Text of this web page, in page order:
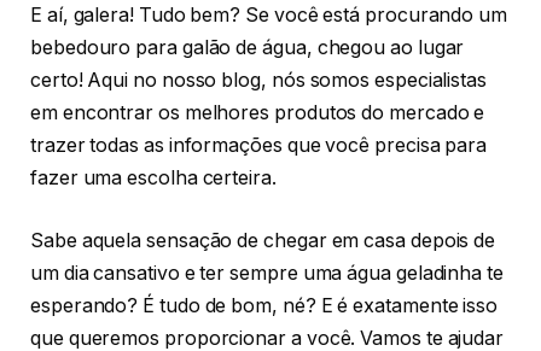
E aí, galera! Tudo bem? Se você está procurando um
bebedouro para galão de água, chegou ao lugar
certo! Aqui no nosso blog, nós somos especialistas
em encontrar os melhores produtos do mercado e
trazer todas as informações que você precisa para
fazer uma escolha certeira.
Sabe aquela sensação de chegar em casa depois de
um dia cansativo e ter sempre uma água geladinha te
esperando? É tudo de bom, né? E é exatamente isso
que queremos proporcionar a você. Vamos te ajudar